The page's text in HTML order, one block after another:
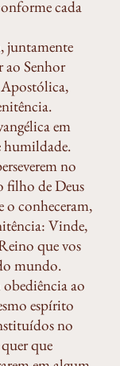
cada
juntamente
ao Senhor
em
humildade.
no
filho de Deus
o conheceram,
Vinde,
que vos
mundo.
ao
espírito
no
que